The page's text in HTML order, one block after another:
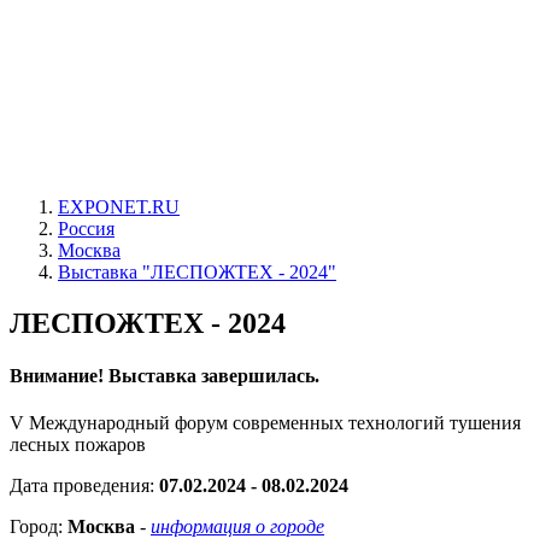
EXPONET.RU
Россия
Москва
Выставка "ЛЕСПОЖТЕХ - 2024"
ЛЕСПОЖТЕХ - 2024
Внимание! Выставка завершилась.
V Международный форум современных технологий тушения
лесных пожаров
Дата проведения: 07.02.2024 - 08.02.2024
Город: Москва - информация о городе